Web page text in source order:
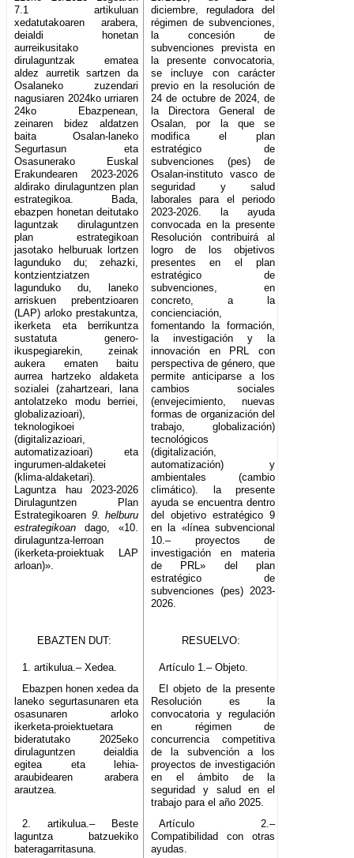
7.1 artikuluan
xedatutakoaren arabera,
deialdi honetan
aurreikusitako
dirulaguntzak ematea
aldez aurretik sartzen da
Osalaneko zuzendari
nagusiaren 2024ko urriaren
24ko Ebazpenean,
zeinaren bidez aldatzen
baita Osalan-laneko
Segurtasun eta
Osasunerako Euskal
Erakundearen 2023-2026
aldirako dirulaguntzen plan
estrategikoa. Bada,
ebazpen honetan deitutako
laguntzak dirulaguntzen
plan estrategikoan
jasotako helburuak lortzen
lagunduko du; zehazki,
kontzientziatzen
lagunduko du, laneko
arriskuen prebentzioaren
(LAP) arloko prestakuntza,
ikerketa eta berrikuntza
sustatuta genero-
ikuspegiarekin, zeinak
aukera ematen baitu
aurrea hartzeko aldaketa
sozialei (zahartzeari, lana
antolatzeko modu berriei,
globalizazioari),
teknologikoei
(digitalizazioari,
automatizazioari) eta
ingurumen-aldaketei
(klima-aldaketari).
Laguntza hau 2023-2026
Dirulaguntzen Plan
Estrategikoaren 9. helburu
estrategikoan dago, «10.
dirulaguntza-lerroan
(ikerketa-proiektuak LAP
arloan)».
diciembre, reguladora del
régimen de subvenciones,
la concesión de
subvenciones prevista en
la presente convocatoria,
se incluye con carácter
previo en la resolución de
24 de octubre de 2024, de
la Directora General de
Osalan, por la que se
modifica el plan
estratégico de
subvenciones (pes) de
Osalan-instituto vasco de
seguridad y salud
laborales para el periodo
2023-2026. la ayuda
convocada en la presente
Resolución contribuirá al
logro de los objetivos
presentes en el plan
estratégico de
subvenciones, en
concreto, a la
concienciación,
fomentando la formación,
la investigación y la
innovación en PRL con
perspectiva de género, que
permite anticiparse a los
cambios sociales
(envejecimiento, nuevas
formas de organización del
trabajo, globalización)
tecnológicos
(digitalización,
automatización) y
ambientales (cambio
climático). la presente
ayuda se encuentra dentro
del objetivo estratégico 9
en la «línea subvencional
10.– proyectos de
investigación en materia
de PRL» del plan
estratégico de
subvenciones (pes) 2023-
2026.
EBAZTEN DUT: RESUELVO:
1. artikulua.– Xedea.
Artículo 1.– Objeto.
Ebazpen honen xedea da
laneko segurtasunaren eta
osasunaren arloko
ikerketa-proiektuetara
bideratutako 2025eko
dirulaguntzen deialdia
egitea eta lehia-
araubidearen arabera
arautzea.
El objeto de la presente
Resolución es la
convocatoria y regulación
en régimen de
concurrencia competitiva
de la subvención a los
proyectos de investigación
en el ámbito de la
seguridad y salud en el
trabajo para el año 2025.
2. artikulua.– Beste
laguntza batzuekiko
bateragarritasuna.
Artículo 2.–
Compatibilidad con otras
ayudas.